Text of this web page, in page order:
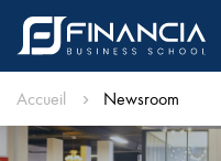
Accueil Newsroom